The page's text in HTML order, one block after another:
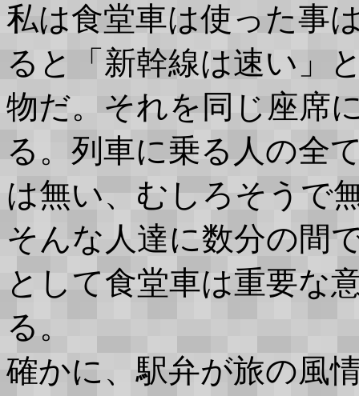
私は食堂車は使った事
ると「新幹線は速い」
物だ。それを同じ座席
る。列車に乗る人の全
は無い、むしろそうで
そんな人達に数分の間
として食堂車は重要な
る。
確かに、駅弁が旅の風